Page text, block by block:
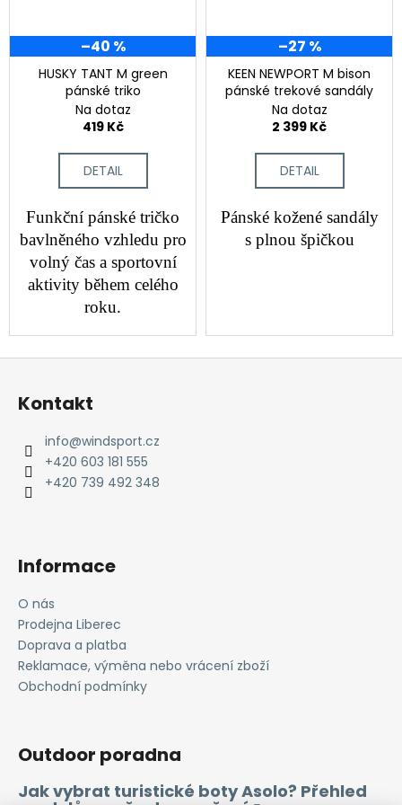
–40 %
HUSKY TANT M green
pánské triko
Na dotaz
419 Kč
DETAIL
Funkční pánské tričko
bavlněného vzhledu pro
volný čas a sportovní
aktivity během celého
roku.
–27 %
KEEN NEWPORT M bison
pánské trekové sandály
Na dotaz
2 399 Kč
DETAIL
Pánské kožené sandály
s plnou špičkou
Kontakt
info@windsport.cz
+420 603 181 555
+420 739 492 348
Informace
O nás
Prodejna Liberec
Doprava a platba
Reklamace, výměna nebo vrácení zboží
Obchodní podmínky
Outdoor poradna
Jak vybrat turistické boty Asolo? Přehled